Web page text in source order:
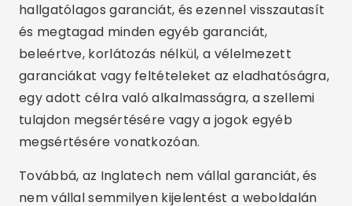
hallgatólagos garanciát, és ezennel visszautasít
és megtagad minden egyéb garanciát,
beleértve, korlátozás nélkül, a vélelmezett
garanciákat vagy feltételeket az eladhatóságra,
egy adott célra való alkalmasságra, a szellemi
tulajdon megsértésére vagy a jogok egyéb
megsértésére vonatkozóan.
Továbbá, az Inglatech nem vállal garanciát, és
nem vállal semmilyen kijelentést a weboldalán